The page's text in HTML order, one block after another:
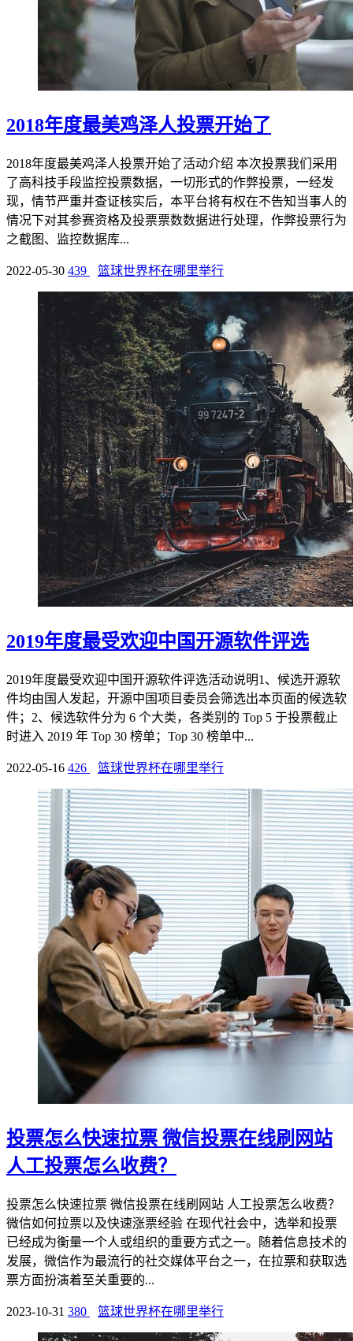
2018年度最美鸡泽人投票开始了
2018年度最美鸡泽人投票开始了活动介绍 本次投票我们采用
了高科技手段监控投票数据，一切形式的作弊投票，一经发
现，情节严重并查证核实后，本平台将有权在不告知当事人的
情况下对其参赛资格及投票票数数据进行处理，作弊投票行为
之截图、监控数据库...
2022-05-30 439 篮球世界杯在哪里举行
2019年度最受欢迎中国开源软件评选
2019年度最受欢迎中国开源软件评选活动说明1、候选开源软
件均由国人发起，开源中国项目委员会筛选出本页面的候选软
件；2、候选软件分为 6 个大类，各类别的 Top 5 于投票截止
时进入 2019 年 Top 30 榜单；Top 30 榜单中...
2022-05-16 426 篮球世界杯在哪里举行
投票怎么快速拉票 微信投票在线刷网站
人工投票怎么收费？
投票怎么快速拉票 微信投票在线刷网站 人工投票怎么收费？
微信如何拉票以及快速涨票经验 在现代社会中，选举和投票
已经成为衡量一个人或组织的重要方式之一。随着信息技术的
发展，微信作为最流行的社交媒体平台之一，在拉票和获取选
票方面扮演着至关重要的...
2023-10-31 380 篮球世界杯在哪里举行